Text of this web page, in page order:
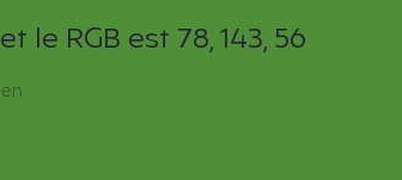
le RGB est 78, 143, 56